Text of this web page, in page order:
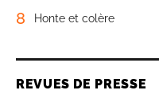
8 Honte et colère
REVUES DE PRESSE